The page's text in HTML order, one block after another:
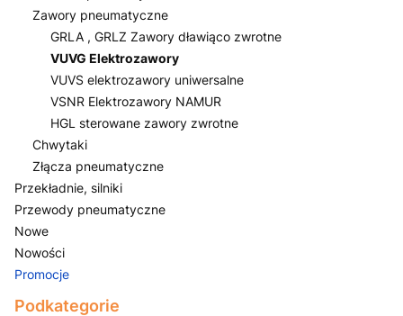
Zawory pneumatyczne
GRLA , GRLZ Zawory dławiąco zwrotne
VUVG Elektrozawory
VUVS elektrozawory uniwersalne
VSNR Elektrozawory NAMUR
HGL sterowane zawory zwrotne
Chwytaki
Złącza pneumatyczne
Przekładnie, silniki
Przewody pneumatyczne
Nowe
Nowości
Promocje
Koniec menu
Podkategorie